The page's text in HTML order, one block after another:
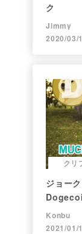
ク
Jimmy
2020/03/
クリ
ジョー
まで。
Konbu
2021/01/